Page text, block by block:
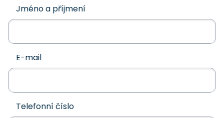
Jméno a příjmení
E-mail
Telefonní číslo